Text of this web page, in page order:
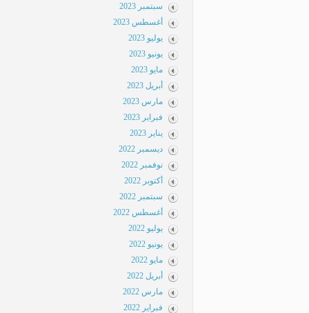
سبتمبر 2023
أغسطس 2023
يوليو 2023
يونيو 2023
مايو 2023
أبريل 2023
مارس 2023
فبراير 2023
يناير 2023
ديسمبر 2022
نوفمبر 2022
أكتوبر 2022
سبتمبر 2022
أغسطس 2022
يوليو 2022
يونيو 2022
مايو 2022
أبريل 2022
مارس 2022
فبراير 2022